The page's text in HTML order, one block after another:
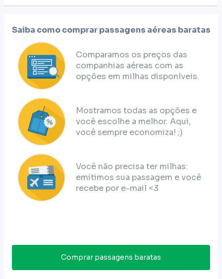
Saiba como comprar passagens aéreas baratas
Comparamos os preços das
companhias aéreas com as
opções em milhas disponíveis.
Mostramos todas as opções e
você escolhe a melhor. Aqui,
você sempre economiza! ;)
Você não precisa ter milhas:
emitimos sua passagem e você
recebe por e-mail <3
Comprar passagens baratas